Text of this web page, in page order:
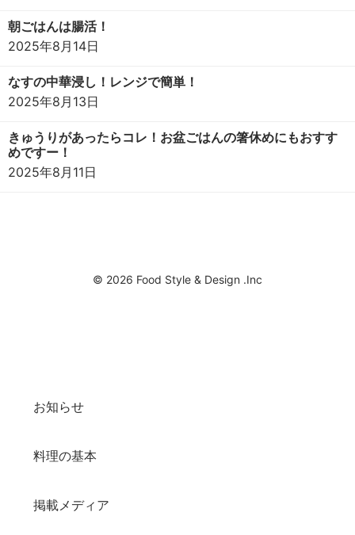
朝ごはんは腸活！
2025年8月14日
なすの中華浸し！レンジで簡単！
2025年8月13日
きゅうりがあったらコレ！お盆ごはんの箸休めにもおすす
めですー！
2025年8月11日
© 2026 Food Style & Design .Inc
お知らせ
料理の基本
掲載メディア